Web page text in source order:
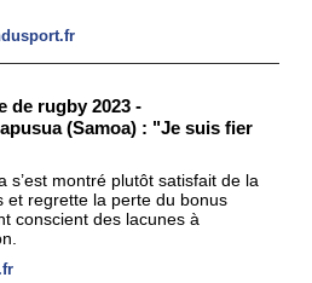
de rugby 2023 -
(Samoa) : "Je suis fier
s’est montré plutôt satisfait de la
et regrette la perte du bonus
conscient des lacunes à